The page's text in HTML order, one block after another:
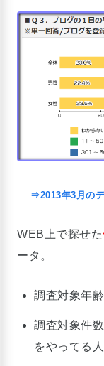
⇒2013年3月の
WEB上で探せた
ータ。
調査対象年
調査対象件
をやってる